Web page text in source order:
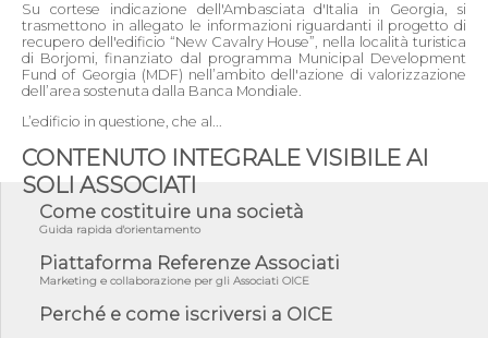
Su cortese indicazione dell'Ambasciata d'Italia in Georgia, si
trasmettono in allegato le informazioni riguardanti il progetto di
recupero dell'edificio “New Cavalry House”, nella località turistica
di Borjomi, finanziato dal programma Municipal Development
Fund of Georgia (MDF) nell’ambito dell'azione di valorizzazione
dell’area sostenuta dalla Banca Mondiale.
L’edificio in questione, che al...
CONTENUTO INTEGRALE VISIBILE AI
SOLI ASSOCIATI
Come costituire una società
Guida rapida d'orientamento
Piattaforma Referenze Associati
Marketing e collaborazione per gli Associati OICE
Perché e come iscriversi a OICE